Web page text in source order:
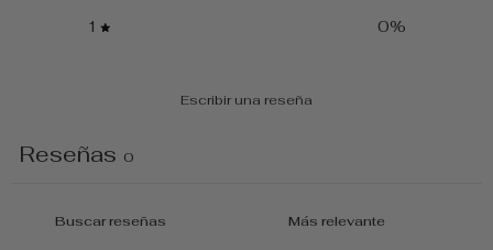
1
0%
Escribir una reseña
Reseñas 0